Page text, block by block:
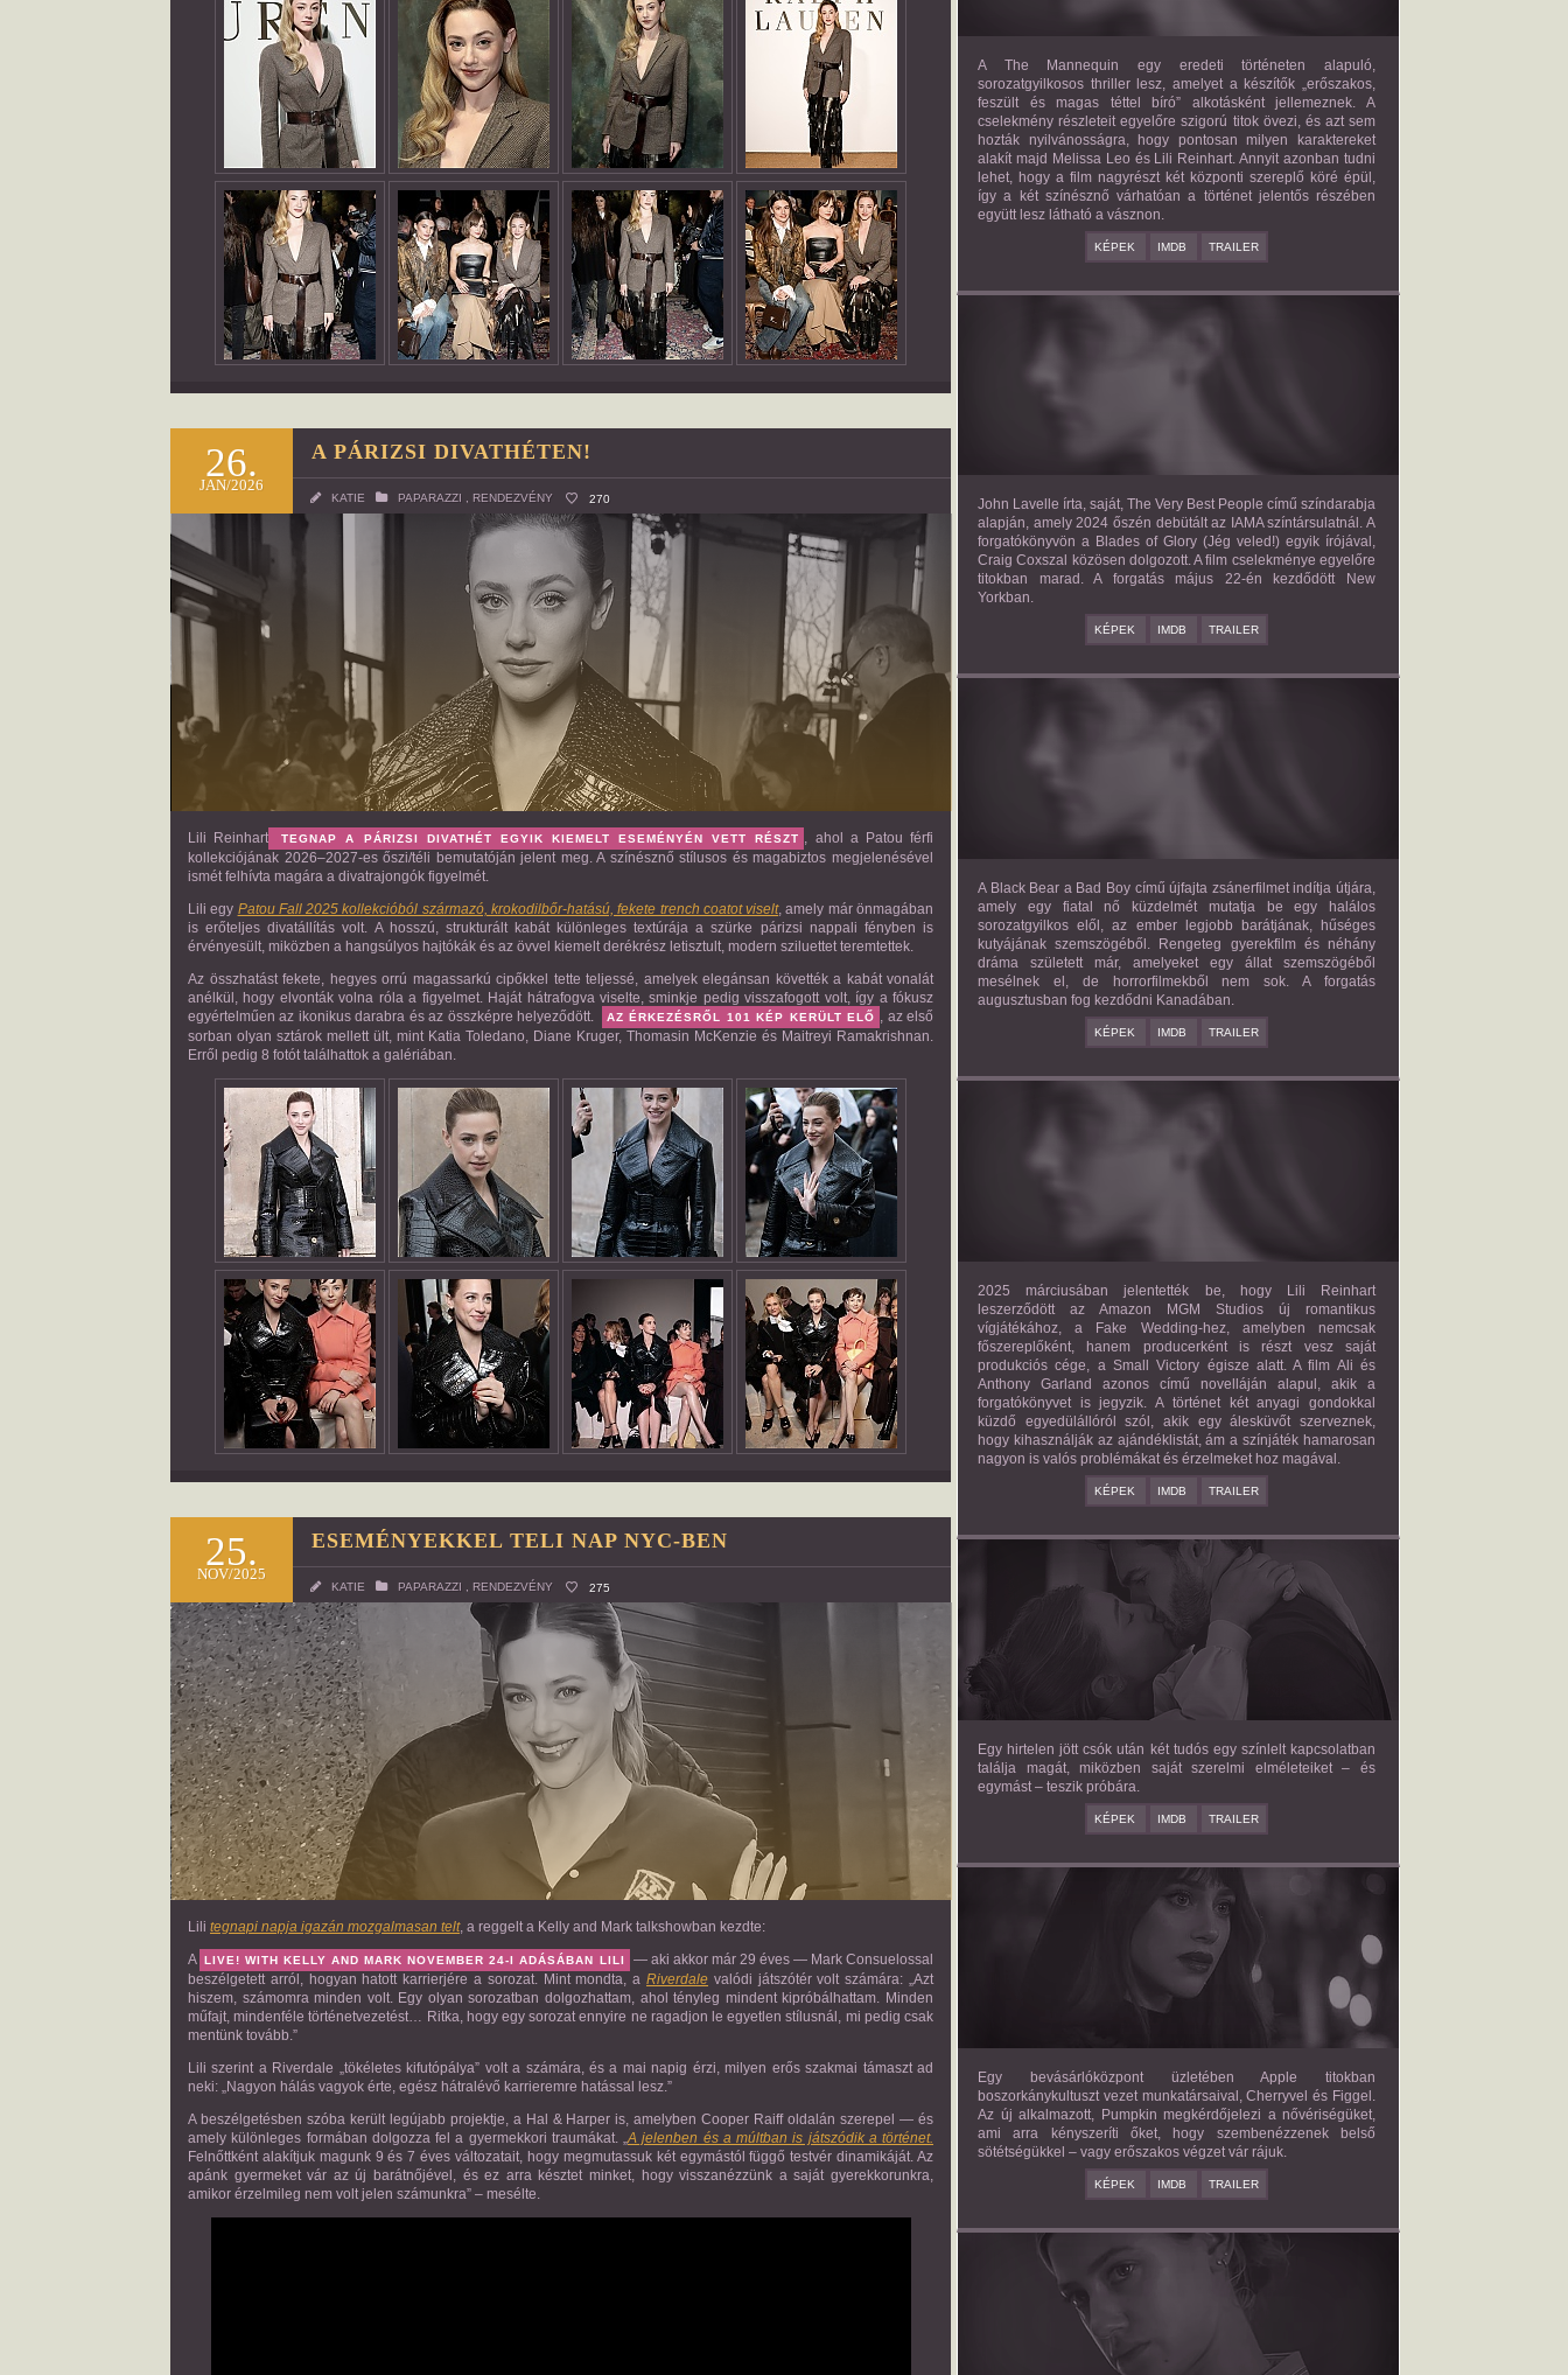
A The Mannequin egy eredeti történeten alapuló,
sorozatgyilkosos thriller lesz, amelyet a készítők „erőszakos,
feszült és magas téttel bíró” alkotásként jellemeznek. A
cselekmény részleteit egyelőre szigorú titok övezi, és azt sem
hozták nyilvánosságra, hogy pontosan milyen karaktereket
alakít majd Melissa Leo és Lili Reinhart. Annyit azonban tudni
lehet, hogy a film nagyrészt két központi szereplő köré épül,
így a két színésznő várhatóan a történet jelentős részében
együtt lesz látható a vásznon.
KÉPEK IMDB TRAILER
THE VERY BEST PEOPLE
John Lavelle írta, saját, The Very Best People című színdarabja
alapján, amely 2024 őszén debütált az IAMA színtársulatnál. A
forgatókönyvön a Blades of Glory (Jég veled!) egyik írójával,
Craig Coxszal közösen dolgozott. A film cselekménye egyelőre
titokban marad. A forgatás május 22-én kezdődött New
Yorkban.
KÉPEK IMDB TRAILER
BAD BOY
A Black Bear a Bad Boy című újfajta zsánerfilmet indítja útjára,
amely egy fiatal nő küzdelmét mutatja be egy halálos
sorozatgyilkos elől, az ember legjobb barátjának, hűséges
kutyájának szemszögéből. Rengeteg gyerekfilm és néhány
dráma született már, amelyeket egy állat szemszögéből
mesélnek el, de horrorfilmekből nem sok. A forgatás
augusztusban fog kezdődni Kanadában.
KÉPEK IMDB TRAILER
FAKE WEDDING
2025 márciusában jelentették be, hogy Lili Reinhart
leszerződött az Amazon MGM Studios új romantikus
vígjátékához, a Fake Wedding-hez, amelyben nemcsak
főszereplőként, hanem producerként is részt vesz saját
produkciós cége, a Small Victory égisze alatt. A film Ali és
Anthony Garland azonos című novelláján alapul, akik a
forgatókönyvet is jegyzik. A történet két anyagi gondokkal
küzdő egyedülállóról szól, akik egy álesküvőt szerveznek,
hogy kihasználják az ajándéklistát, ám a színjáték hamarosan
nagyon is valós problémákat és érzelmeket hoz magával.
KÉPEK IMDB TRAILER
THE LOVE HYPOTHESIS
2026/09/23
OLIVE SMITH
Egy hirtelen jött csók után két tudós egy színlelt kapcsolatban
találja magát, miközben saját szerelmi elméleteiket – és
egymást – teszik próbára.
KÉPEK IMDB TRAILER
FORBIDDEN FRUITS
2026/03/27
APPLE
Egy bevásárlóközpont üzletében Apple titokban
boszorkánykultuszt vezet munkatársaival, Cherryvel és Figgel.
Az új alkalmazott, Pumpkin megkérdőjelezi a nővériségüket,
ami arra kényszeríti őket, hogy szembenézzenek belső
sötétségükkel – vagy erőszakos végzet vár rájuk.
KÉPEK IMDB TRAILER
AMERICAN SWEATSHOP
DAISY MORIARTY
26.
JAN/2026
A PÁRIZSI DIVATHÉTEN!
KATIE PAPARAZZI RENDEZVÉNY 270
Lili Reinhart TEGNAP A PÁRIZSI DIVATHÉT EGYIK KIEMELT ESEMÉNYÉN VETT RÉSZT , ahol a Patou férfi
kollekciójának 2026–2027-es őszi/téli bemutatóján jelent meg. A színésznő stílusos és magabiztos megjelenésével
ismét felhívta magára a divatrajongók figyelmét.
Lili egy Patou Fall 2025 kollekcióból származó, krokodilbőr-hatású, fekete trench coatot viselt, amely már önmagában
is erőteljes divatállítás volt. A hosszú, strukturált kabát különleges textúrája a szürke párizsi nappali fényben is
érvényesült, miközben a hangsúlyos hajtókák és az övvel kiemelt derékrész letisztult, modern sziluettet teremtettek.
Az összhatást fekete, hegyes orrú magassarkú cipőkkel tette teljessé, amelyek elegánsan követték a kabát vonalát
anélkül, hogy elvonták volna róla a figyelmet. Haját hátrafogva viselte, sminkje pedig visszafogott volt, így a fókusz
egyértelműen az ikonikus darabra és az összképre helyeződött.
AZ ÉRKEZÉSRŐL 101 KÉP KERÜLT ELŐ , az első
sorban olyan sztárok mellett ült, mint Katia Toledano, Diane Kruger, Thomasin McKenzie és Maitreyi Ramakrishnan.
Erről pedig 8 fotót találhattok a galériában.
25.
NOV/2025
ESEMÉNYEKKEL TELI NAP NYC-BEN
KATIE PAPARAZZI RENDEZVÉNY 275
Lili tegnapi napja igazán mozgalmasan telt, a reggelt a Kelly and Mark talkshowban kezdte:
A LIVE! WITH KELLY AND MARK NOVEMBER 24-I ADÁSÁBAN LILI
— aki akkor már 29 éves — Mark Consuelossal
beszélgetett arról, hogyan hatott karrierjére a sorozat. Mint mondta, a Riverdale valódi játszótér volt számára: „Azt
hiszem, számomra minden volt. Egy olyan sorozatban dolgozhattam, ahol tényleg mindent kipróbálhattam. Minden
műfajt, mindenféle történetvezetést… Ritka, hogy egy sorozat ennyire ne ragadjon le egyetlen stílusnál, mi pedig csak
mentünk tovább.”
Lili szerint a Riverdale „tökéletes kifutópálya” volt a számára, és a mai napig érzi, milyen erős szakmai támaszt ad
neki: „Nagyon hálás vagyok érte, egész hátralévő karrieremre hatással lesz.”
A beszélgetésben szóba került legújabb projektje, a Hal & Harper is, amelyben Cooper Raiff oldalán szerepel — és
amely különleges formában dolgozza fel a gyermekkori traumákat. „A jelenben és a múltban is játszódik a történet.
Felnőttként alakítjuk magunk 9 és 7 éves változatait, hogy megmutassuk két egymástól függő testvér dinamikáját. Az
apánk gyermeket vár az új barátnőjével, és ez arra késztet minket, hogy visszanézzünk a saját gyerekkorunkra,
amikor érzelmileg nem volt jelen számunkra” – mesélte.